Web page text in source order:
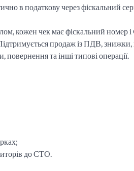
в податкову через фіскальний
кожен чек має фіскальний номер
продаж із ПДВ, знижки,
та інші типові операції.
до СТО.